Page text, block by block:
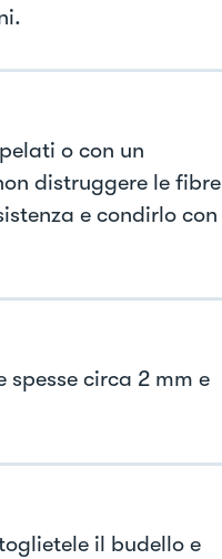
o con un
distruggere le fibre
e condirlo con
circa 2 mm e
il budello e